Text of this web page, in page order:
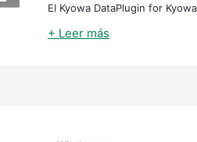
El Kyowa DataPlugin for
+ Leer más